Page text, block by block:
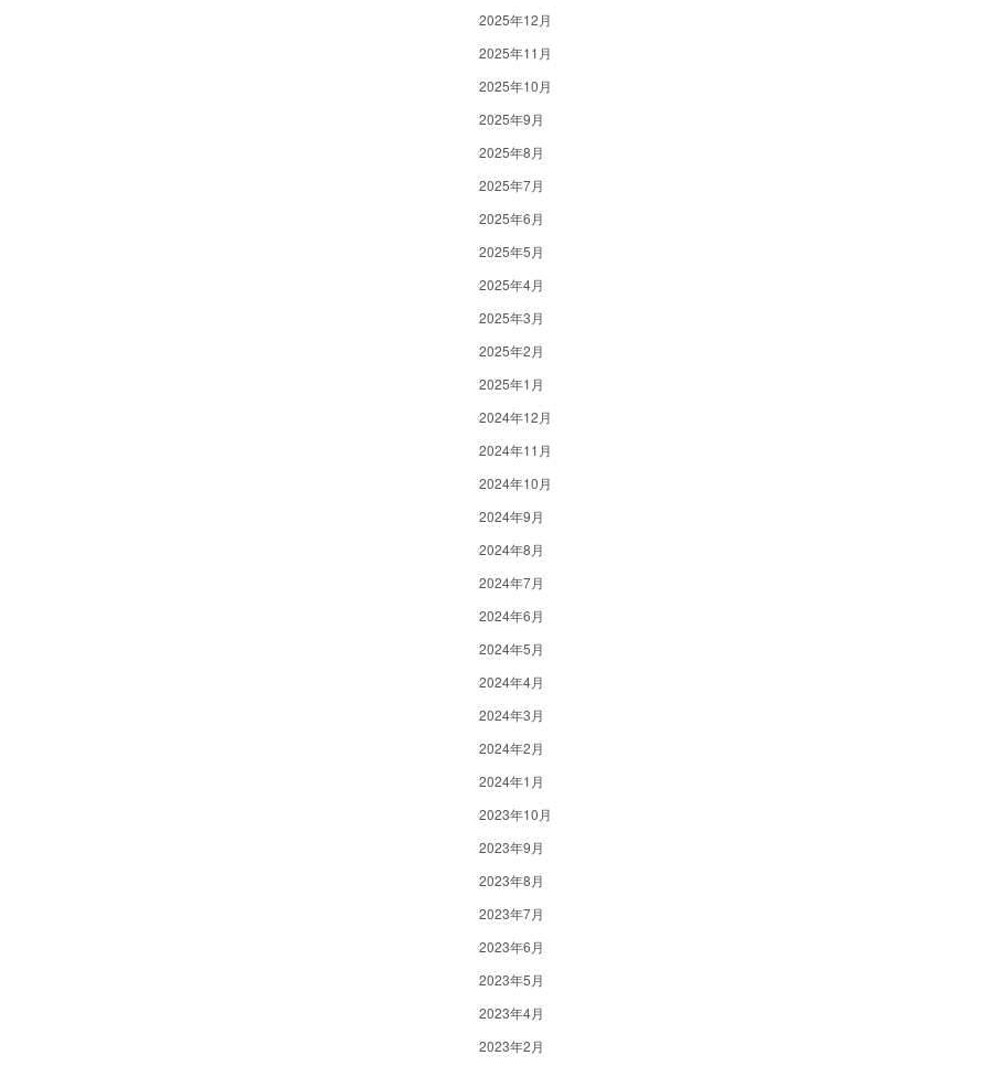
2025年12月
2025年11月
2025年10月
2025年9月
2025年8月
2025年7月
2025年6月
2025年5月
2025年4月
2025年3月
2025年2月
2025年1月
2024年12月
2024年11月
2024年10月
2024年9月
2024年8月
2024年7月
2024年6月
2024年5月
2024年4月
2024年3月
2024年2月
2024年1月
2023年10月
2023年9月
2023年8月
2023年7月
2023年6月
2023年5月
2023年4月
2023年2月